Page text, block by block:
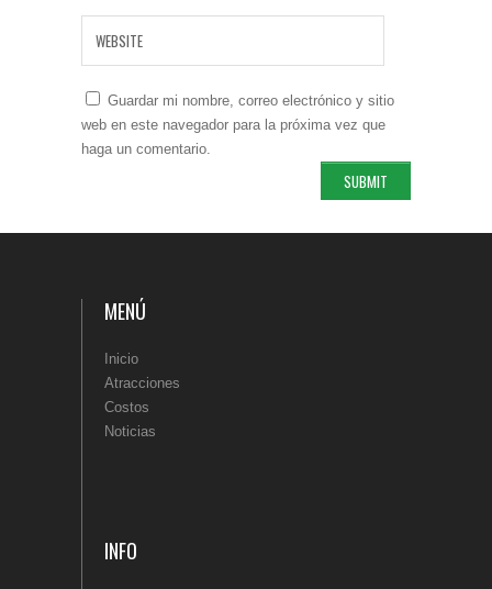
Guardar mi nombre, correo electrónico y sitio
web en este navegador para la próxima vez que
haga un comentario.
MENÚ
Inicio
Atracciones
Costos
Noticias
INFO